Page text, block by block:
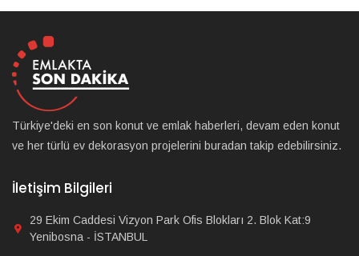
Türkiye'deki en son konut ve emlak haberleri, devam eden konut
ve her türlü ev dekorasyon projelerini buradan takip edebilirsiniz.
İletişim Bilgileri
29 Ekim Caddesi Vizyon Park Ofis Blokları 2. Blok Kat:9
Yenibosna - İSTANBUL